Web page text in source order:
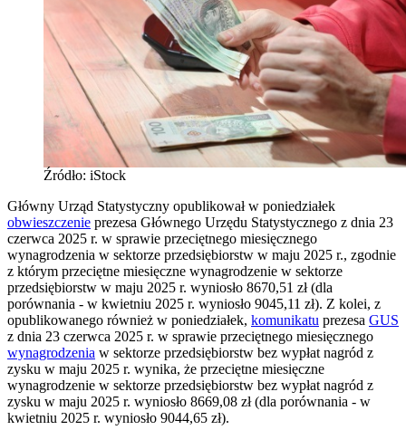
Źródło: iStock
Główny Urząd Statystyczny opublikował w poniedziałek
obwieszczenie prezesa Głównego Urzędu Statystycznego z dnia 23
czerwca 2025 r. w sprawie przeciętnego miesięcznego
wynagrodzenia w sektorze przedsiębiorstw w maju 2025 r., zgodnie
z którym przeciętne miesięczne wynagrodzenie w sektorze
przedsiębiorstw w maju 2025 r. wyniosło 8670,51 zł (dla
porównania - w kwietniu 2025 r. wyniosło 9045,11 zł). Z kolei, z
opublikowanego również w poniedziałek, komunikatu prezesa GUS
z dnia 23 czerwca 2025 r. w sprawie przeciętnego miesięcznego
wynagrodzenia w sektorze przedsiębiorstw bez wypłat nagród z
zysku w maju 2025 r. wynika, że przeciętne miesięczne
wynagrodzenie w sektorze przedsiębiorstw bez wypłat nagród z
zysku w maju 2025 r. wyniosło 8669,08 zł (dla porównania - w
kwietniu 2025 r. wyniosło 9044,65 zł).